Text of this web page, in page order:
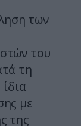
των
του
τη
με
της